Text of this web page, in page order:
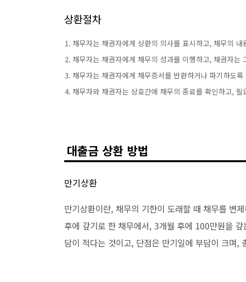
상환절차
채무자는 채권자에게 상환의 의사를 표시하고, 채무의 내
채무자는 채권자에게 채무의 성과를 이행하고, 채권자는
채무자는 채권자에게 채무증서를 반환하거나 파기하도록
채무자와 채권자는 상호간에 채무의 종료를 확인하고,
대출금 상환 방법
만기상환
만기상환이란, 채무의 기한이 도래할 때 채무를 변
후에 갚기로 한 채무에서, 3개월 후에 100만원을
담이 적다는 것이고, 단점은 만기일에 부담이 크며,